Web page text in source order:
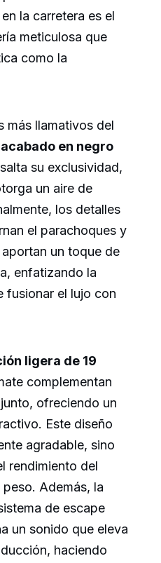
la carretera es el
meticulosa que
como la
más llamativos del
acabado en negro
su exclusividad,
un aire de
los detalles
el parachoques y
un toque de
enfatizando la
fusionar el lujo con
ligera de 19
complementan
ofreciendo un
Este diseño
agradable, sino
rendimiento del
Además, la
de escape
un sonido que eleva
haciendo